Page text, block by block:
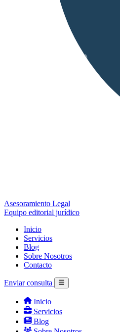
Asesoramiento Legal
Equipo editorial jurídico
Inicio
Servicios
Blog
Sobre Nosotros
Contacto
Enviar consulta
Inicio
Servicios
Blog